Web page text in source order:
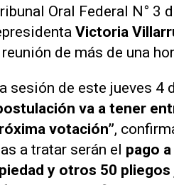
Oral Federal N° 3
Victoria
reunión de más de una
sesión de este jueves 4
va a tener
votación”,
a tratar serán el pago
y otros 50 pliegos